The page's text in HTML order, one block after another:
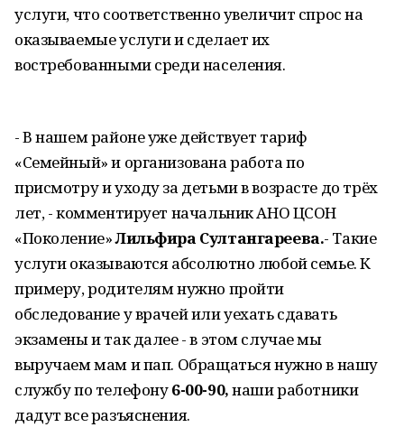
услуги, что соответственно увеличит спрос на
оказываемые услуги и сделает их
востребованными среди населения.
- В нашем районе уже действует тариф
«Семейный» и организована работа по
присмотру и уходу за детьми в возрасте до трёх
лет, - комментирует начальник АНО ЦСОН
«Поколение»Лильфира Султангареева.- Такие
услуги оказываются абсолютно любой семье. К
примеру, родителям нужно пройти
обследование у врачей или уехать сдавать
экзамены и так далее - в этом случае мы
выручаем мам и пап. Обращаться нужно в нашу
службу по телефону6-00-90,наши работники
дадут все разъяснения.